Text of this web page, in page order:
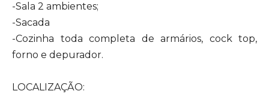
-Sala 2 ambientes;
-Sacada
-Cozinha toda completa de armários, cock top,
forno e depurador.
LOCALIZAÇÃO: